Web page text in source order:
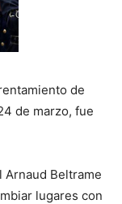
de
de marzo, fue
Beltrame
lugares con